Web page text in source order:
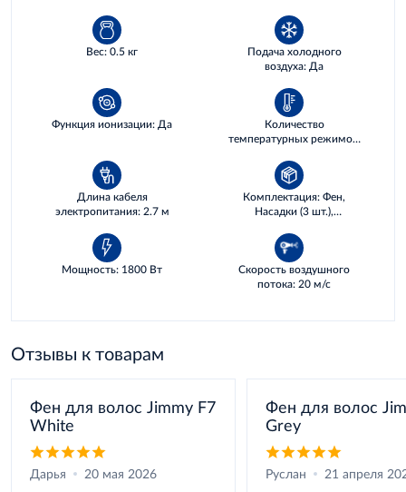
Вес: 0.5 кг
Подача холодного
воздуха: Да
Функция ионизации: Да
Количество
температурных режимов:
Длина кабеля
электропитания: 2.7 м
Комплектация: Фен,
Насадки (3 шт.),
Мощность: 1800 Вт
Скорость воздушного
потока: 20 м/с
Отзывы к товарам
Фен для волос Jimmy F7
White
Дарья
20 мая 2026
Фен для волос
Grey
Руслан
21 апреля